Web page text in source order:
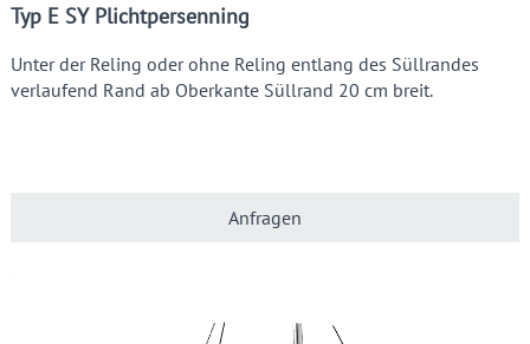
Typ E SY Plichtpersenning
Unter der Reling oder ohne Reling entlang des Süllrandes
verlaufend Rand ab Oberkante Süllrand 20 cm breit.
Anfragen